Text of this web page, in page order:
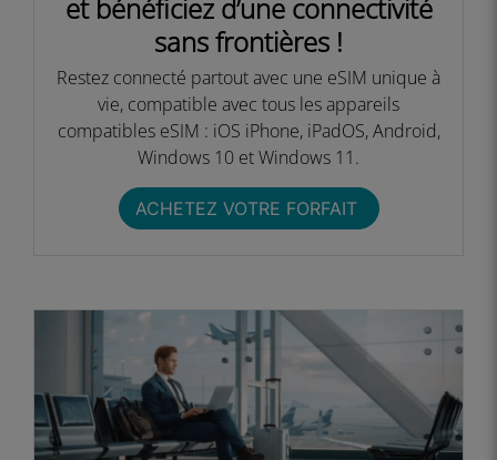
et bénéficiez d’une connectivité
sans frontières !​
Restez connecté partout avec une eSIM unique à
vie, compatible avec tous les appareils
compatibles eSIM : iOS iPhone, iPadOS, Android,
Windows 10 et Windows 11.​
ACHETEZ VOTRE FORFAIT ​